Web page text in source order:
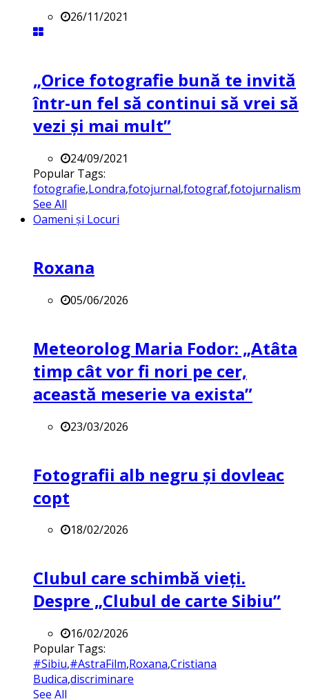
26/11/2021
„Orice fotografie bună te invită
într-un fel să continui să vrei să
vezi și mai mult”
24/09/2021
Popular Tags:
fotografie,Londra,fotojurnal,fotograf,fotojurnalism
See All
Oameni și Locuri
Roxana
05/06/2026
Meteorolog Maria Fodor: „Atâta
timp cât vor fi nori pe cer,
această meserie va exista”
23/03/2026
Fotografii alb negru și dovleac
copt
18/02/2026
Clubul care schimbă vieți.
Despre „Clubul de carte Sibiu”
16/02/2026
Popular Tags:
#Sibiu,#AstraFilm,Roxana,Cristiana
Budica,discriminare
See All